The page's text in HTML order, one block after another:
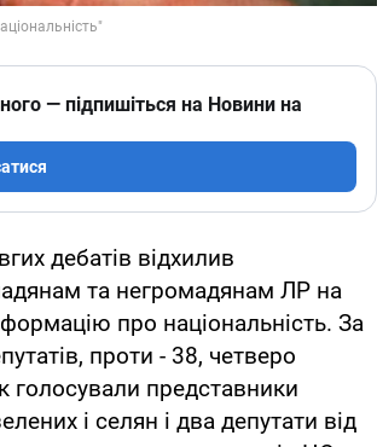
— підпишіться на Новини на
дебатів відхилив
та негромадянам ЛР на
про національність. За
проти - 38, четверо
голосували представники
і селян і два депутати від